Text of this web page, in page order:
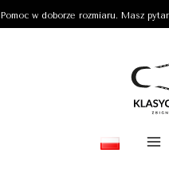
Pomoc w doborze rozmiaru. Masz